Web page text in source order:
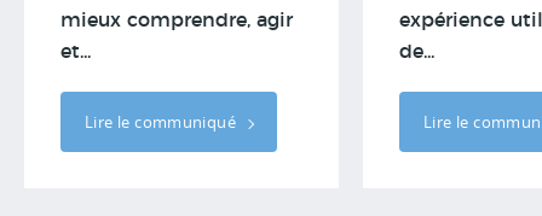
mieux comprendre, agir
et...
Lire le communiqué
expérience
de...
Lire le